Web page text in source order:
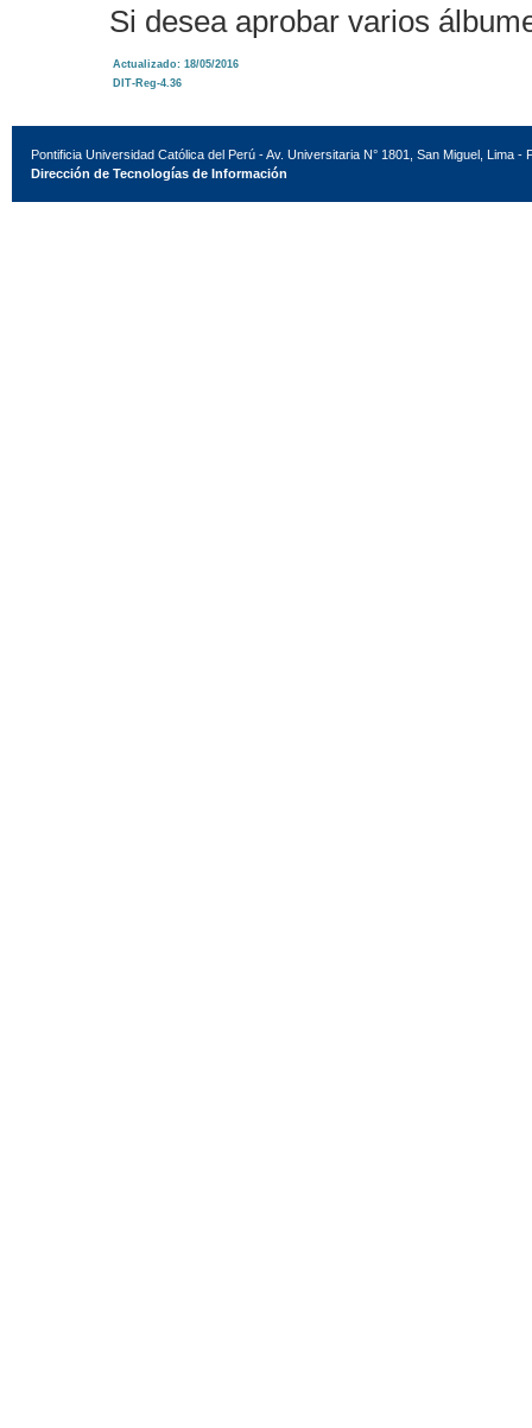
Si desea aprobar varios
Actualizado: 18/05/2016
DIT-Reg-4.36
Pontificia Universidad Católica del Perú - Av. Universitaria N° 1801, San Miguel, Lima -
Dirección de Tecnologías de Información